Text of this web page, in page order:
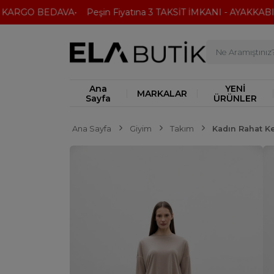
BEDAVA Peşin Fiyatına 3 TAKSİT İMKANI -
Ana
Sayfa
MARKALAR
YENİ
ÜRÜNLER
Ana Sayfa Giyim Takım Kadın Rahat